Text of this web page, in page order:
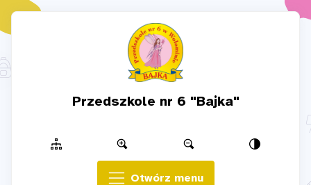
Przedszkole nr 6 "Bajka"
Otwórz menu